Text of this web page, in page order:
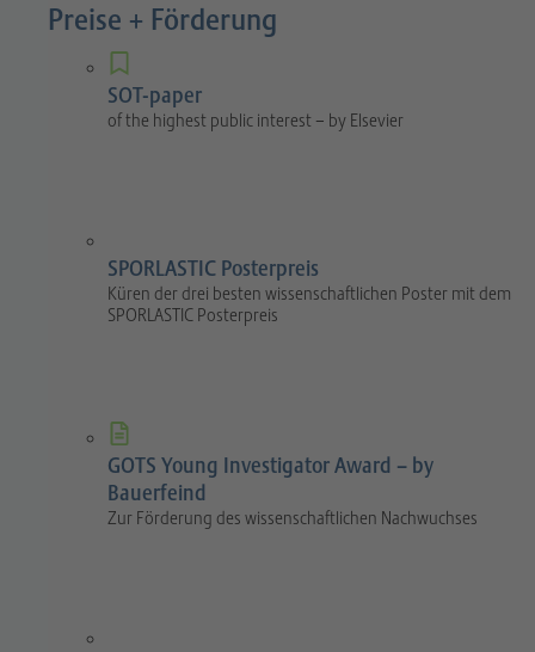
Preise + Förderung
SOT-paper
of the highest public interest – by Elsevier
SPORLASTIC Posterpreis
Küren der drei besten wissenschaftlichen Poster mit dem
SPORLASTIC Posterpreis
GOTS Young Investigator Award – by
Bauerfeind
Zur Förderung des wissenschaftlichen Nachwuchses